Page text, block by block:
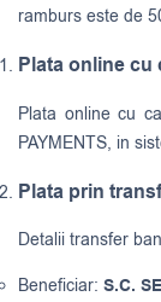
ramburs este de
Plata online cu
Plata online cu
PAYMENTS, in
Plata prin
Detalii transfer
Beneficiar: S.C.